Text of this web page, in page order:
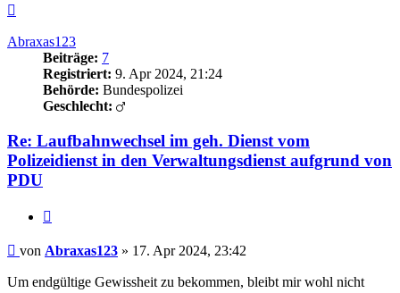
Abraxas123
Beiträge: 7
Registriert: 9. Apr 2024, 21:24
Behörde: Bundespolizei
Geschlecht:
Re: Laufbahnwechsel im geh. Dienst vom
Polizeidienst in den Verwaltungsdienst aufgrund von
PDU
Beitrag
von Abraxas123 » 17. Apr 2024, 23:42
Um endgültige Gewissheit zu bekommen, bleibt mir wohl nicht